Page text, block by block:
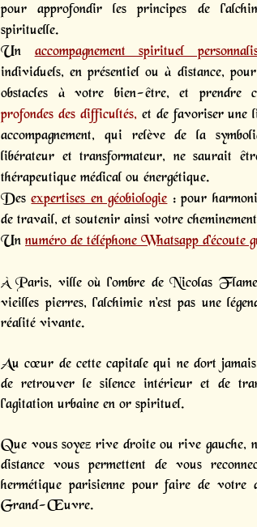
pour approfondir les principes de
spirituelle.
Unaccompagnement spirituel
individuels, en présentiel ou à distance,
obstacles à votre bien-être, et prendre
profondes des difficultés, et de favoriser une
accompagnement, qui relève de la
libérateur et transformateur, ne saurait
thérapeutique médical ou énergétique.
Desexpertises en géobiologie: pour
de travail, et soutenir ainsi votre
Un numéro de téléphone Whatsapp d’écoute
À Paris, ville où l’ombre de Nicolas
vieilles pierres, l'alchimie n'est pas une
réalité vivante.
Au cœur de cette capitale qui ne dort
de retrouver le silence intérieur et de
l'agitation urbaine en or spirituel.
Que vous soyez rive droite ou rive gauche,
distance vous permettent de vous
hermétique parisienne pour faire de votre
Grand-Œuvre.